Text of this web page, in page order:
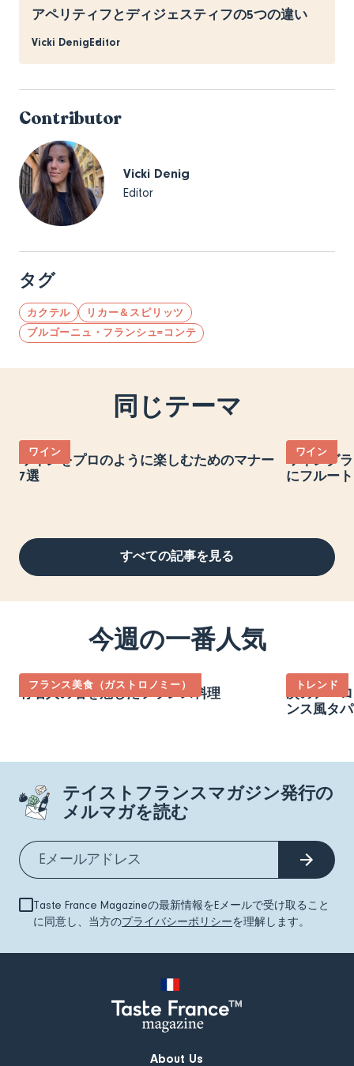
アペリティフとディジェスティフの5つの違い
Vicki DenigEditor
Contributor
Vicki Denig
Editor
タグ
カクテル
リカー＆スピリッツ
ブルゴーニュ・フランシュ=コンテ
同じテーマ
ワイン
ワインをプロのように楽しむためのマナー
7選
ワイン
ワイング
にフルー
すべての記事を見る
今週の一番人気
フランス美食（ガストロノミー）
有名人の名を冠したフランス料理
トレンド
次のアペ
ンス風タ
テイストフランスマガジン発行の
メルマガを読む
Taste France Magazineの最新情報をEメールで受け取ること
に同意し、当方のプライバシーポリシーを理解します。
About Us